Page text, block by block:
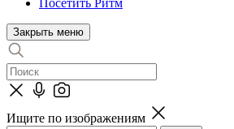
Посетить Ритм
Закрыть меню
Ищите по изображениям